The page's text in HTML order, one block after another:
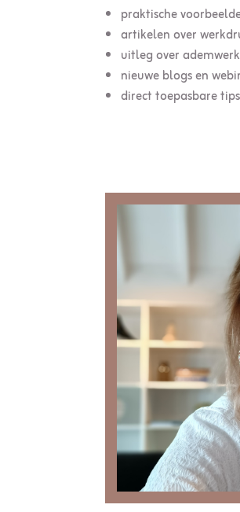
praktische
artikelen over
uitleg overademwerk
nieuwe blogs en
direct toepasbare